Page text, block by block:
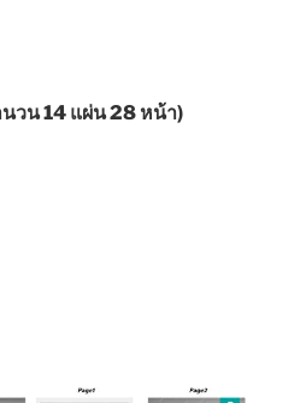
วน 14 แผ่น 28 หน้า)